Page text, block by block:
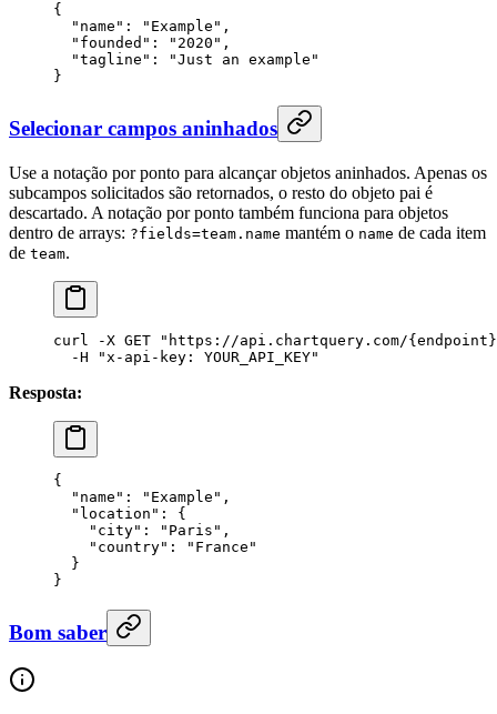
{
  "name"
: "Example" ,
  "founded"
: "2020" ,
  "tagline"
:
"Just an example"
}
Selecionar campos aninhados
Use a notação por ponto para alcançar objetos aninhados. Apenas os
subcampos solicitados são retornados, o resto do objeto pai é
descartado. A notação por ponto também funciona para objetos
dentro de arrays: ?fields=team.name mantém o name de cada item
de team.
curl -X GET "https://api.chartquery.com/
  -H
"x-api-key: YOUR_API_KEY"
Resposta:
{
  "name"
: "Example" ,
  "location"
: {
    "city"
: "Paris" ,
    "country"
:
"France"
  }
}
Bom saber